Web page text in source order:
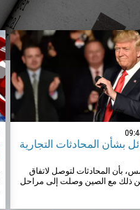
بشأن المحادثات التجارية
بأن المحادثات لتوصل لاتفاق
ذلك مع الصين وصلت إلى مراحل